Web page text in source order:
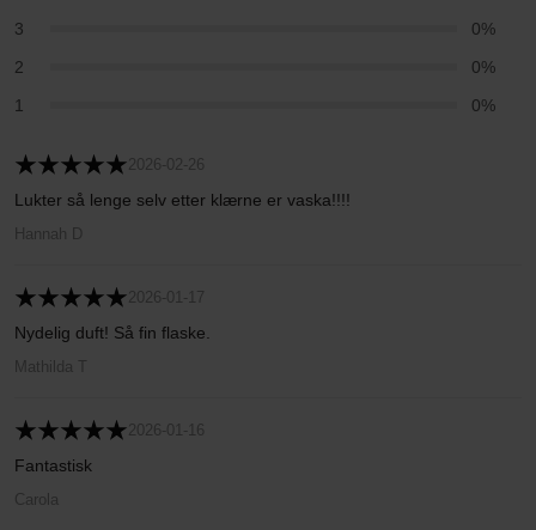
3
0%
2
0%
1
0%
2026-02-26
Lukter så lenge selv etter klærne er vaska!!!!
Hannah D
2026-01-17
Nydelig duft! Så fin flaske.
Mathilda T
2026-01-16
Fantastisk
Carola